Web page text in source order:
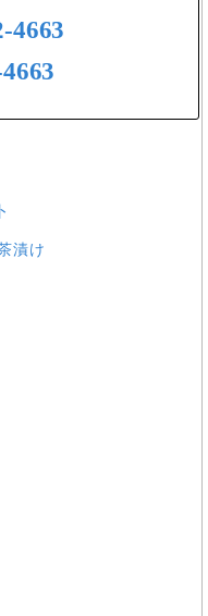
4663
漬け